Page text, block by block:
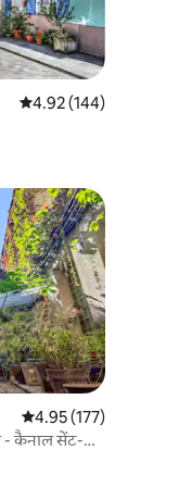
औसत रेटिंग 5 में से 4.92,
4.92 (144)
औसत रेटिंग 5 में से 4.95,
4.95 (177)
- कैनाल सेंट-